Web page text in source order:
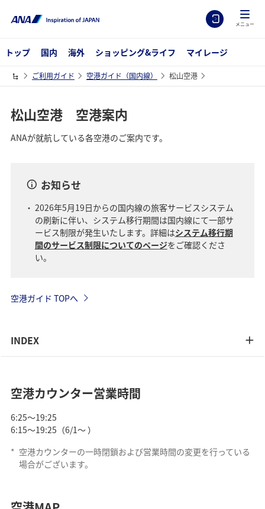
メニュー
トップ 国内 海外 ショッピング&ライフ マイレージ
ご利用ガイド 空港ガイド（国内線） 松山空港
松山空港 空港案内
ANAが就航している各空港のご案内です。
お知らせ
2026年5月19日からの国内線の旅客サービスシステム
の刷新に伴い、システム移行期間は国内線にて一部サ
ービス制限が発生いたします。詳細はシステム移行期
間のサービス制限についてのページをご確認くださ
い。
空港ガイド TOPへ
INDEX
空港カウンター営業時間
6:25～19:25
6:15～19:25（6/1～ ）
* 空港カウンターの一時閉鎖および営業時間の変更を行っている
場合がございます。